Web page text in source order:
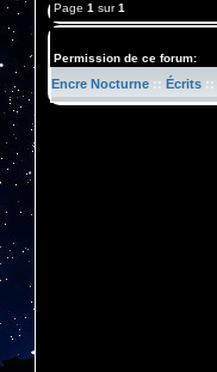
Page 1 sur1
Permission de ce forum:
Encre Nocturne :: Écrits ::